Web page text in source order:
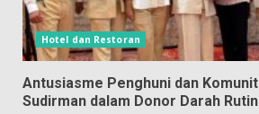
Hotel dan Restoran
Antusiasme Penghuni dan
Sudirman dalam Donor Darah